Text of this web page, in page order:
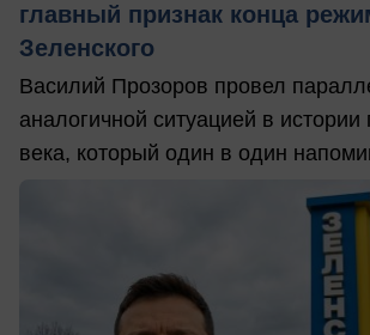
главный признак конца
Зеленского
Василий Прозоров провел
аналогичной ситуацией в
века, который один в один